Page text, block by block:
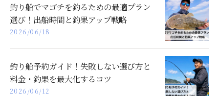
釣り船でマゴチを釣るための最適プラン
選び！出船時間と釣果アップ戦略
2026/06/18
釣り船予約ガイド！失敗しない選び方と
料金・釣果を最大化するコツ
2026/06/12